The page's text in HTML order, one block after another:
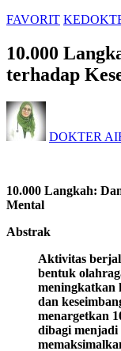
FAVORIT
10.000
terhadap
DOKTER
10.000 Langkah:
Mental
Abstrak
Aktivitas
bentuk
meningkatkan
dan
menargetkan
dibagi menjadi